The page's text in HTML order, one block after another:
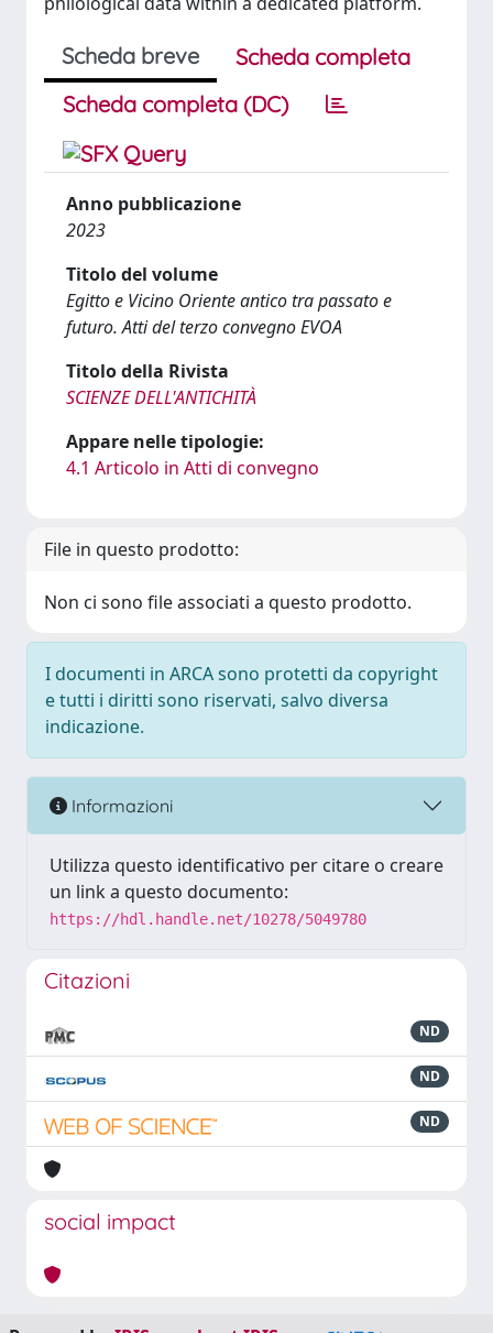
Scheda breve
Scheda completa
Scheda completa (DC)
Anno pubblicazione
2023
Titolo del volume
Egitto e Vicino Oriente antico tra passato e
futuro. Atti del terzo convegno EVOA
Titolo della Rivista
SCIENZE DELL'ANTICHITÀ
Appare nelle tipologie:
4.1 Articolo in Atti di convegno
File in questo prodotto:
Non ci sono file associati a questo prodotto.
I documenti in ARCA sono protetti da copyright
e tutti i diritti sono riservati, salvo diversa
indicazione.
Informazioni
Utilizza questo identificativo per citare o creare
un link a questo documento:
https://hdl.handle.net/10278/5049780
Citazioni
ND
ND
ND
social impact